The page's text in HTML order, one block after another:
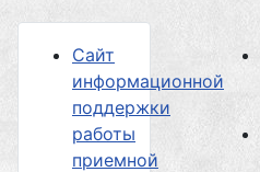
Сайт
информационной
поддержки
работы
приемной